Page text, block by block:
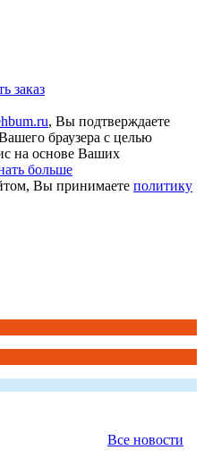
заказ
, Вы подтверждаете
браузера с целью
на основе Ваших
больше
Вы принимаете политику
Все новости